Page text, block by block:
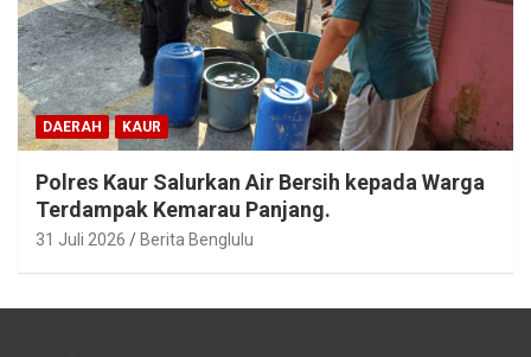
DAERAH KAUR
Polres Kaur Salurkan Air Bersih kepada Warga
Terdampak Kemarau Panjang.
31 Juli 2026 Berita Benglulu